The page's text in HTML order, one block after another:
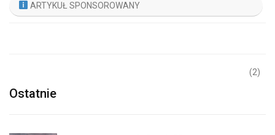
ARTYKUŁ SPONSOROWANY
Ostatnie
(2)